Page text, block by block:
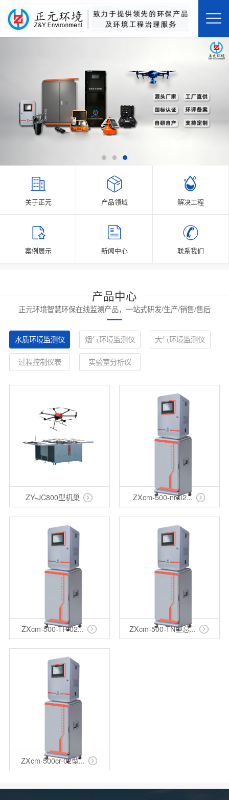
关于正元 产品领域 解决工程
案例展示 新闻中心 联系我们
产品中心
正元环境智慧环保在线监测产品，一站式研发/生产/销售/售后
水质环境监测仪 烟气环境监测仪 大气环境监测仪
过程控制仪表 实验室分析仪
ZY-JC800型机巢 ZXcm-500-nr-02...
ZXcm-500-TP-02... ZXcm-500-TN型总...
ZXcm-500cr-02型...